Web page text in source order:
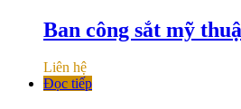
Ban công sắt mỹ
Liên hệ
Đọc tiếp